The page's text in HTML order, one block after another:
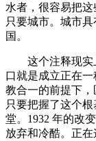
水者，很容易把
只要城市。城市
国。
这个注释现实
口就是成立正在
教合一的前提下，
只要把握了这个
堂。1932 年的改
放弃和冷酷。正